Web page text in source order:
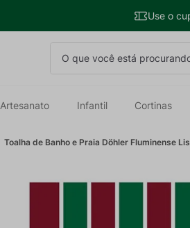
Use o
Artesanato Infantil Cortinas
Toalha de Banho e Praia Döhler Fluminense